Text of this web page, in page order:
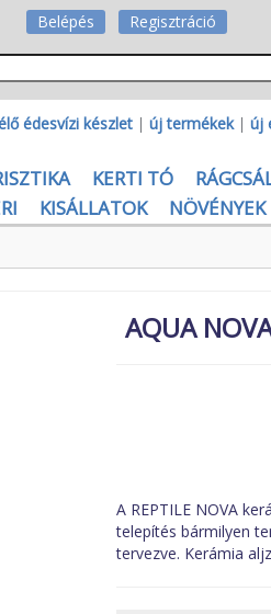
Belépés Regisztráció
édesvízi készlet | új termékek| új
KERTI TÓ
KISÁLLATOK NÖVÉNYEK
AQUA
A REPTILE NOVA
telepítés bármilyen
tervezve. Kerámia